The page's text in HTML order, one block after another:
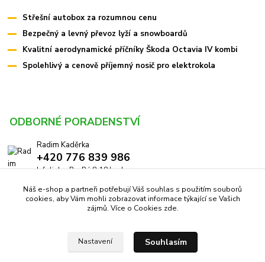
Střešní autobox za rozumnou cenu
Bezpečný a levný převoz lyží a snowboardů
Kvalitní aerodynamické příčníky Škoda Octavia IV kombi
Spolehlivý a cenově příjemný nosič pro elektrokola
ODBORNÉ PORADENSTVÍ
Radim Kaděrka
+420 776 839 986
Infolinka: Po-Pá 8-18 hod.
info@pricniky.cz
Náš e-shop a partneři potřebují Váš souhlas s použitím souborů
cookies, aby Vám mohli zobrazovat informace týkající se Vašich
zájmů. Více o Cookies zde.
Nastavení Souhlasím